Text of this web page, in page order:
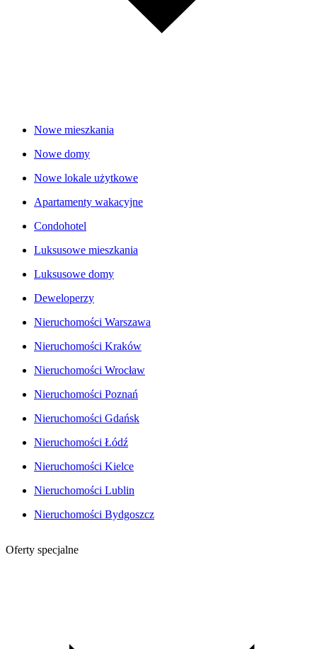
Nowe mieszkania
Nowe domy
Nowe lokale użytkowe
Apartamenty wakacyjne
Condohotel
Luksusowe mieszkania
Luksusowe domy
Deweloperzy
Nieruchomości Warszawa
Nieruchomości Kraków
Nieruchomości Wrocław
Nieruchomości Poznań
Nieruchomości Gdańsk
Nieruchomości Łódź
Nieruchomości Kielce
Nieruchomości Lublin
Nieruchomości Bydgoszcz
Oferty specjalne